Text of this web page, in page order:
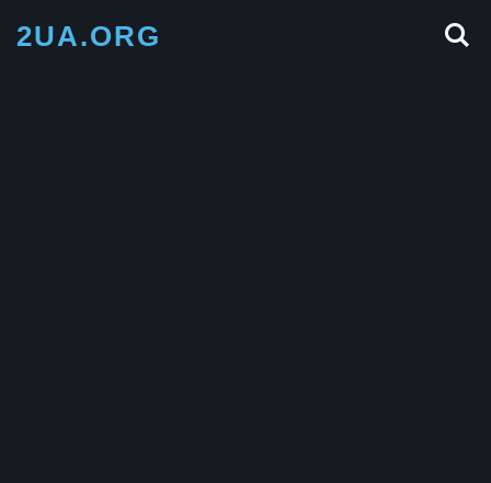
2UA.ORG